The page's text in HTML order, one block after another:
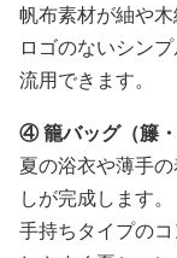
帆布素材が紬や木
ロゴのないシン
流用できます。
④ 籠バッグ（籐・
夏の浴衣や薄手
しが完成します。
手持ちタイプの